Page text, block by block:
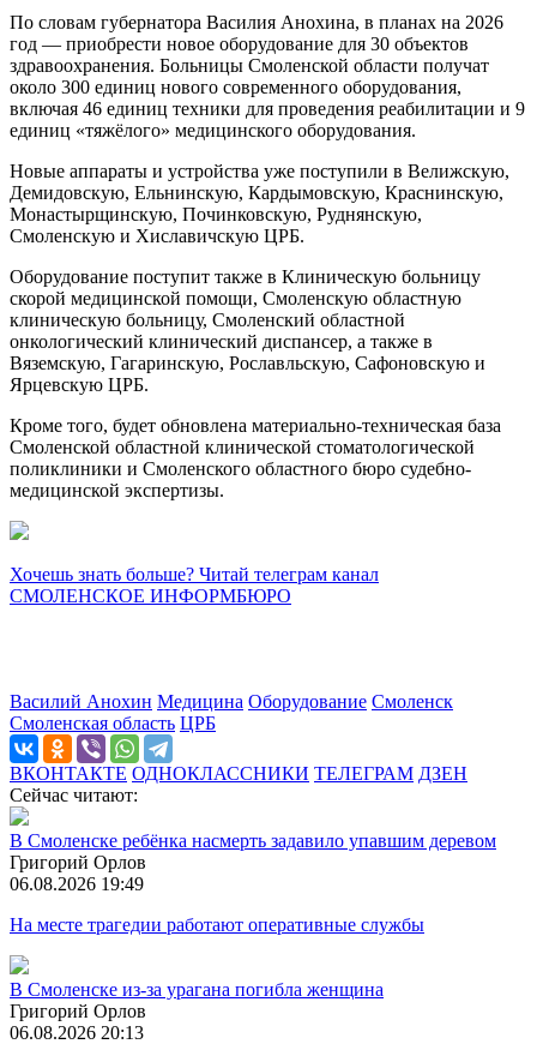
По словам губернатора Василия Анохина, в планах на 2026
год — приобрести новое оборудование для 30 объектов
здравоохранения. Больницы Смоленской области получат
около 300 единиц нового современного оборудования,
включая 46 единиц техники для проведения реабилитации и 9
единиц «тяжёлого» медицинского оборудования.
Новые аппараты и устройства уже поступили в Велижскую,
Демидовскую, Ельнинскую, Кардымовскую, Краснинскую,
Монастырщинскую, Починковскую, Руднянскую,
Смоленскую и Хиславичскую ЦРБ.
Оборудование поступит также в Клиническую больницу
скорой медицинской помощи, Смоленскую областную
клиническую больницу, Смоленский областной
онкологический клинический диспансер, а также в
Вяземскую, Гагаринскую, Рославльскую, Сафоновскую и
Ярцевскую ЦРБ.
Кроме того, будет обновлена материально-техническая база
Смоленской областной клинической стоматологической
поликлиники и Смоленского областного бюро судебно-
медицинской экспертизы.
Хочешь знать больше? Читай телеграм канал
СМОЛЕНСКОЕ ИНФОРМБЮРО
Василий Анохин Медицина Оборудование Смоленск
Смоленская область ЦРБ
ВКОНТАКТЕ ОДНОКЛАССНИКИ ТЕЛЕГРАМ ДЗЕН
Сейчас читают:
В Смоленске ребёнка насмерть задавило упавшим деревом
Григорий Орлов
06.08.2026 19:49
На месте трагедии работают оперативные службы
В Смоленске из-за урагана погибла женщина
Григорий Орлов
06.08.2026 20:13